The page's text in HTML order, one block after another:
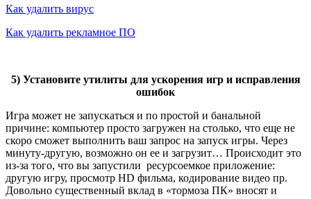
Как удалить вирус
Как удалить рекламное ПО
5) Установите утилиты для ускорения игр и исправления
ошибок
Игра может не запускаться и по простой и банальной
причине: компьютер просто загружен на столько, что еще не
скоро сможет выполнить ваш запрос на запуск игры. Через
минуту-другую, возможно он ее и загрузит… Происходит это
из-за того, что вы запустили ресурсоемкое приложение:
другую игру, просмотр HD фильма, кодирование видео пр.
Довольно существенный вклад в «тормоза ПК» вносят и